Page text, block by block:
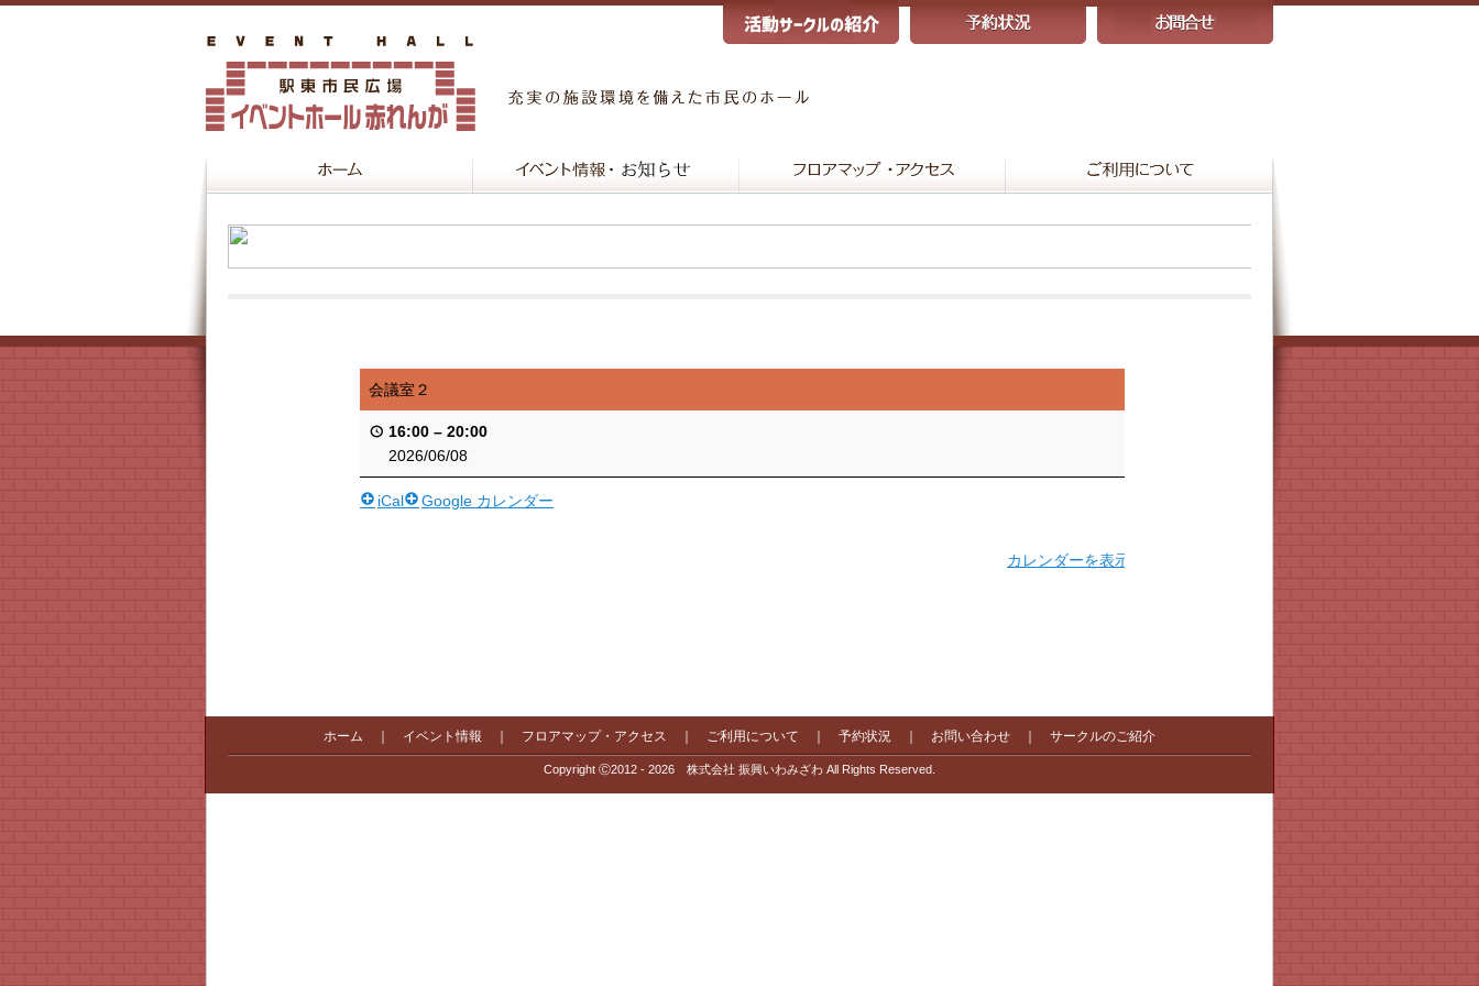
会議室２
16:00 – 20:00
2026/06/08
iCal Google カレンダー
カレンダーを表示
ホーム イベント情報 フロアマップ・アクセス ご利用について 予約状況 お問い合わせ サークルのご紹介
Copyright Ⓒ2012 - 2026 株式会社 振興いわみざわ All Rights Reserved.